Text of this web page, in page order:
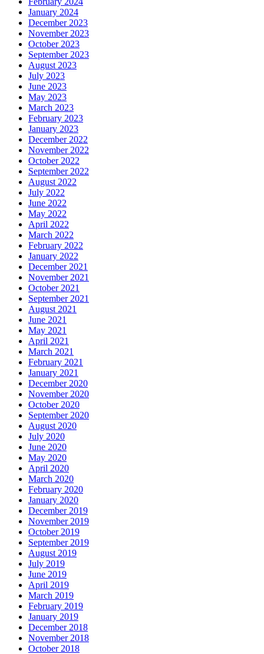
January 2024
December 2023
November 2023
October 2023
September 2023
August 2023
July 2023
June 2023
May 2023
March 2023
February 2023
January 2023
December 2022
November 2022
October 2022
September 2022
August 2022
July 2022
June 2022
May 2022
April 2022
March 2022
February 2022
January 2022
December 2021
November 2021
October 2021
September 2021
August 2021
June 2021
May 2021
April 2021
March 2021
February 2021
January 2021
December 2020
November 2020
October 2020
September 2020
August 2020
July 2020
June 2020
May 2020
April 2020
March 2020
February 2020
January 2020
December 2019
November 2019
October 2019
September 2019
August 2019
July 2019
June 2019
April 2019
March 2019
February 2019
January 2019
December 2018
November 2018
October 2018